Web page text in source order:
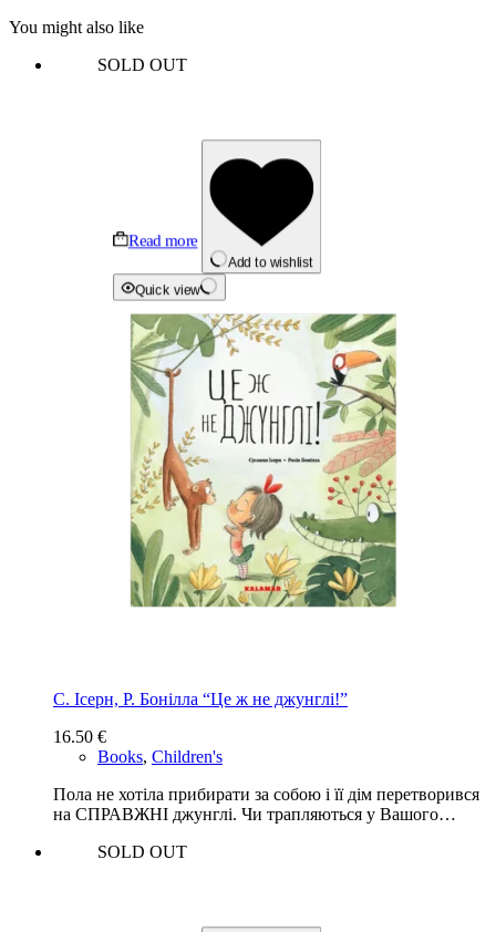
You might also like
SOLD OUT
Read more
Add to wishlist
Quick view
С. Ісерн, Р. Бонілла “Це ж не джунглі!”
16.50 €
Books, Children's
Пола не хотіла прибирати за собою і її дім перетворився
на СПРАВЖНІ джунглі. Чи трапляються у Вашого…
SOLD OUT